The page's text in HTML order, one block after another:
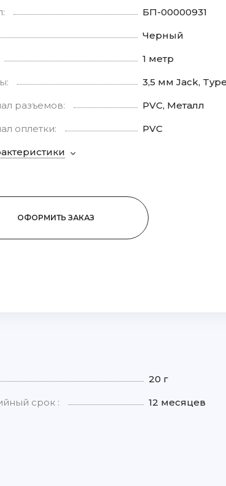
БП-00000931
Черный
1 метр
3,5 мм Jack,
разъемов:
PVC, Металл
оплетки:
PVC
ОФОРМИТЬ ЗАКАЗ
20 г
срок :
12 месяцев